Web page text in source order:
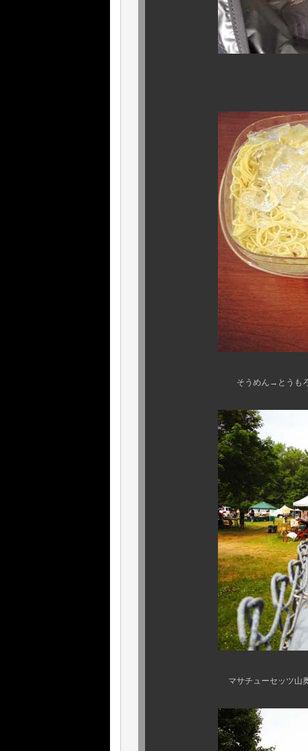
そうめん→とうもろこし→そ
マサチューセッツ山奥合宿、